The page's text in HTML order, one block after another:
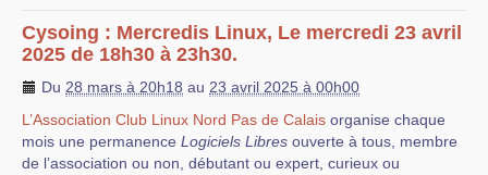
Cysoing : Mercredis Linux, Le mercredi 23 avril
2025 de 18h30 à 23h30.
Du 28 mars à 20h18 au 23 avril 2025 à 00h00
L’Association Club Linux Nord Pas de Calais organise chaque
mois une permanence Logiciels Libres ouverte à tous, membre
de l’association ou non, débutant ou expert, curieux ou